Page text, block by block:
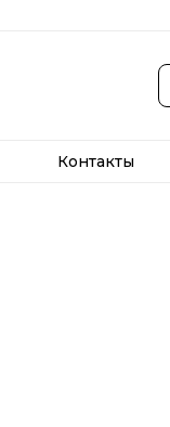
Контакты